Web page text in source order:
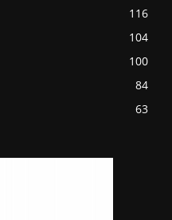
116
104
100
84
63